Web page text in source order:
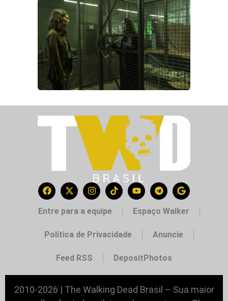
Entre para a equipe Espaço Walker
Política de Privacidade Anuncie
Feed RSS DepositPhotos
2010-2026 | The Walking Dead Brasil – Sua maior